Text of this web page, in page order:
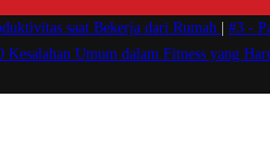
saat Bekerja dari Rumah #3 -
Kesalahan Umum dalam Fitness yang